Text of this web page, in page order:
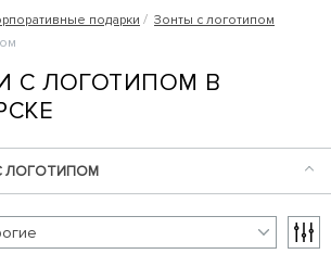
подарки
Зонты с логотипом
С ЛОГОТИПОМ В
ЛОГОТИПОМ